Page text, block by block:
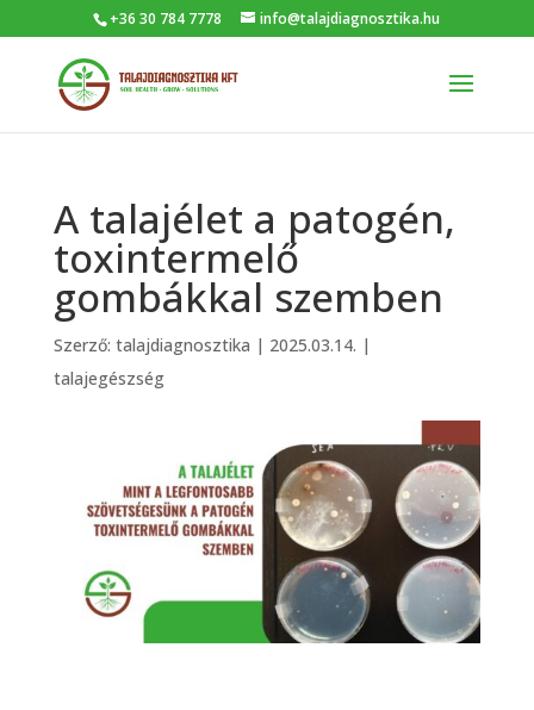
+36 30 784 7778 info@talajdiagnosztika.hu
A talajélet a patogén,
toxintermelő
gombákkal szemben
Szerző: talajdiagnosztika | 2025.03.14. |
talajegészség